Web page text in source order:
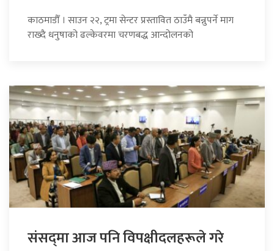
काठमाडौँ । साउन २२, ट्रमा सेन्टर प्रस्तावित ठाउँमै बन्नुपर्ने माग
राख्दै धनुषाको ढल्केवरमा चरणबद्ध आन्दोलनको
संसद्‍मा आज पनि विपक्षीदलहरूले गरे